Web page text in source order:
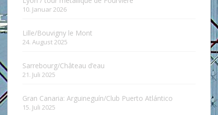
10. Januar 2026
Lille/Bouvigny le Mont
24. August 2025
Sarrebourg/Château d’eau
21. Juli 2025
Gran Canaria: Arguineguín/Club Puerto Atlántico
15. Juli 2025